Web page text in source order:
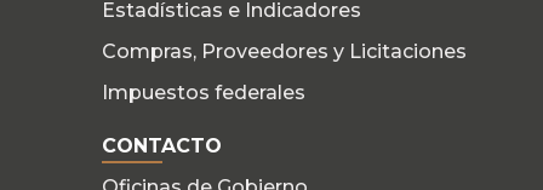
Estadísticas e Indicadores
Compras, Proveedores y Licitaciones
Impuestos federales
CONTACTO